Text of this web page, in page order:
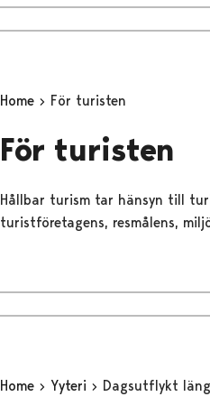
Home För turisten
För turisten
Hållbar turism tar hänsyn till
turistföretagens, resmålens,
Home Yyteri Dagsutflykt